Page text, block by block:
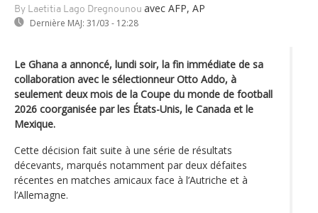
By Laetitia Lago Dregnounou avec AFP, AP
Dernière MAJ: 31/03 - 12:28
Le Ghana a annoncé, lundi soir, la fin immédiate de sa
collaboration avec le sélectionneur Otto Addo, à
seulement deux mois de la Coupe du monde de football
2026 coorganisée par les États-Unis, le Canada et le
Mexique.
Cette décision fait suite à une série de résultats
décevants, marqués notamment par deux défaites
récentes en matches amicaux face à l’Autriche et à
l’Allemagne.